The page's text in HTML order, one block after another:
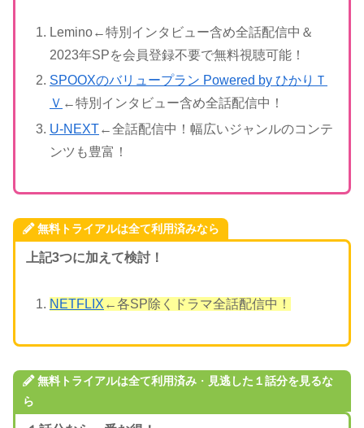
Lemino←特別インタビュー含め全話配信中＆
2023年SPを会員登録不要で無料視聴可能！
SPOOXのバリュープラン Powered by ひかりＴ
Ｖ ←特別インタビュー含め全話配信中！
U-NEXT←全話配信中！幅広いジャンルのコンテ
ンツも豊富！
無料トライアルは全て利用済みなら
上記3つに加えて検討！
NETFLIX ←各SP除くドラマ全話配信中！
無料トライアルは全て利用済み・ 見逃した１話分を見るな
ら